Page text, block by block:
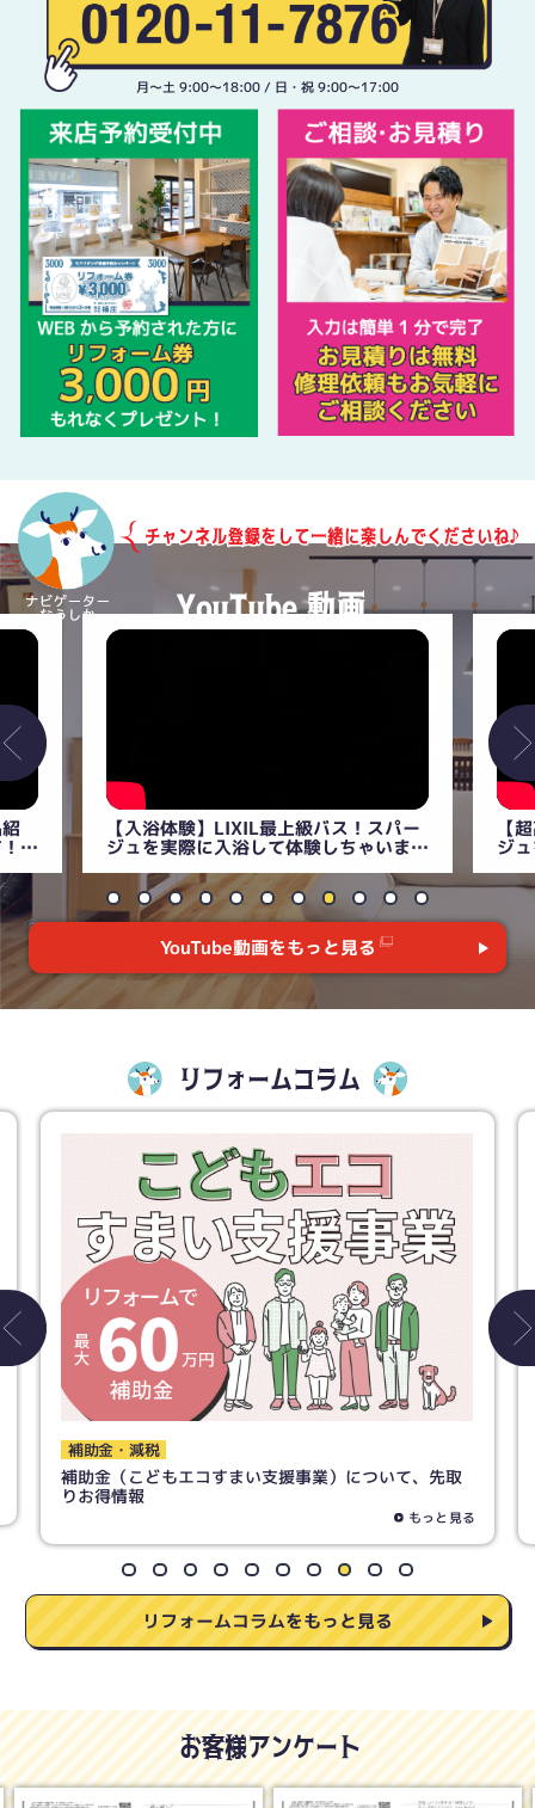
月〜土 9:00〜18:00 / 日・祝 9:00〜17:00
【超高級】リクシル最上級の浴室スパー
ジュを徹底解説！まるでスパ！？
【
説
YouTube動画をもっと見る
リフォームコラム
トイレ
トイレリフォームで失敗しないために！ 素材の選び方
までご紹介！
もっと見る
リフォームコラムをもっと見る
お客様アンケート